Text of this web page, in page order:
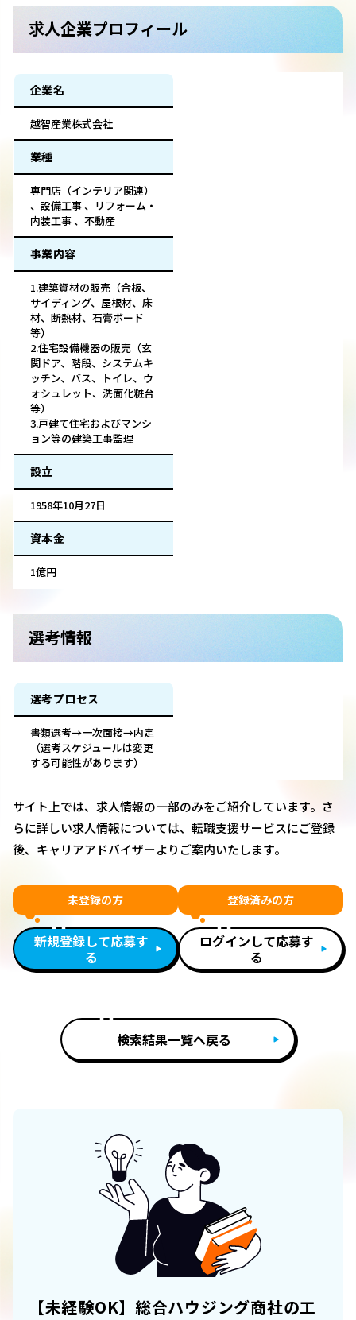
求人企業プロフィール
企業名
越智産業株式会社
業種
専門店（インテリア関連）
、設備工事 、リフォーム・
内装工事 、不動産
事業内容
1.建築資材の販売（合板、
サイディング、屋根材、床
材、断熱材、石膏ボード
等）
2.住宅設備機器の販売（玄
関ドア、階段、システムキ
ッチン、バス、トイレ、ウ
ォシュレット、洗面化粧台
等）
3.戸建て住宅およびマンシ
ョン等の建築工事監理
設立
1958年10月27日
資本金
1億円
選考情報
選考プロセス
書類選考→一次面接→内定
（選考スケジュールは変更
する可能性があります）
サイト上では、求人情報の一部のみをご紹介しています。さ
らに詳しい求人情報については、転職支援サービスにご登録
後、キャリアアドバイザーよりご案内いたします。
未登録の方
新規登録して応募す
る
登録済みの方
ログインして応募す
る
検索結果一覧へ戻る
【未経験OK】総合ハウジング商社の工